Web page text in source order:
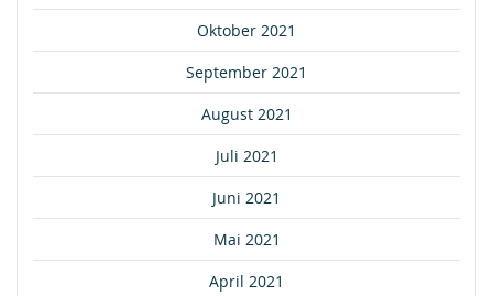
Oktober 2021
September 2021
August 2021
Juli 2021
Juni 2021
Mai 2021
April 2021